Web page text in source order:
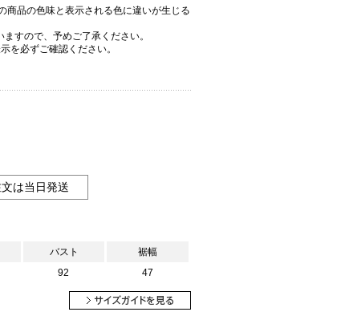
商品の色味と表示される色に違いが生じる
すので、予めご了承ください。
を必ずご確認ください。
は当日発送
バスト
裾幅
92 47